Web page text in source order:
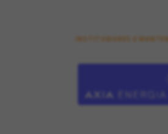
INSTITUIDORES E